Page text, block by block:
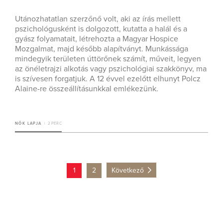
Utánozhatatlan szerzőnő volt, aki az írás mellett
pszichológusként is dolgozott, kutatta a halál és a
gyász folyamatait, létrehozta a Magyar Hospice
Mozgalmat, majd később alapítványt. Munkássága
mindegyik területen úttörőnek számít, műveit, legyen
az önéletrajzi alkotás vagy pszichológiai szakkönyv, ma
is szívesen forgatjuk. A 12 évvel ezelőtt elhunyt Polcz
Alaine-re összeállításunkkal emlékezünk.
NŐK LAPJA 2 PERC
1 2 Következő